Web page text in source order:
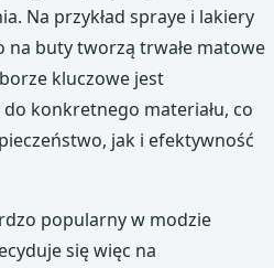
Na przykład spraye i lakiery
buty tworzą trwałe matowe
kluczowe jest
konkretnego materiału, co
jak i efektywność
popularny w modzie
się więc na